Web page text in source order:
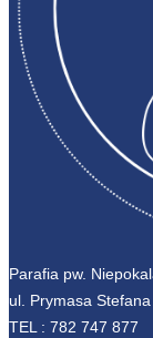
Parafia pw.
ul. Prymasa
TEL : 782 747 877